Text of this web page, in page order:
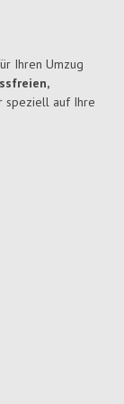
Ihren Umzug
speziell auf Ihre